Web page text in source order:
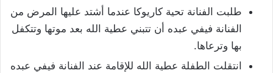
طلبت الفنانة تحية كاريوكا عندما أشتد عليها المرض من
الفنانة فيفي عبده أن تتبني عطية الله بعد موتها وتتكفل
بها وترعاها.
انتقلت الطفلة عطية الله للإقامة عند الفنانة فيفي عبده